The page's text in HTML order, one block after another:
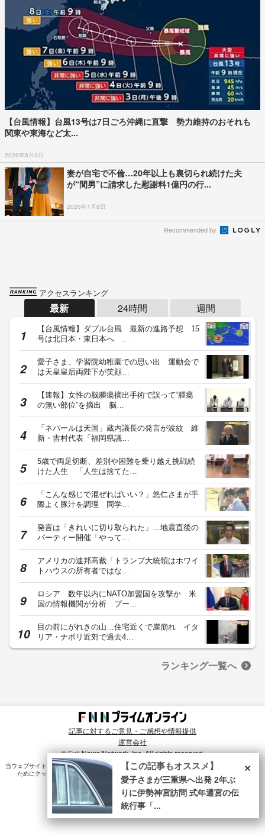
【台風情報】台風13号は7日ごろ沖縄に直撃 勢力維持のおそれも
関東や東海など太...
2026年8月3日
妻が自宅で不倫…20年以上も裏切られ続けた夫
が“間男”に請求した慰謝料1億円の行...
2026年1月8日
Recommended by
アクセスランキング
最新 24時間 週間
【台風情報】ダブル台風 最新の進路予想 15
号は北日本・東日本へ …
愛子さま、学習院幼稚園での思い出 運動会で
は天皇皇后両陛下が笑顔…
【速報】女性の脳腫瘍摘出手術で誤って“腫瘍
の無い部位”を摘出 脳…
「ネパールは天国」蔵内議長の発言が波紋 維
新・吉村代表「福岡県議…
5歳で両足切断、差別や困難を乗り越え挑戦続
けた人生 「人生は捨てた…
「こんな感じで混ぜればいい？」悠仁さまが手
際よく豚汁を調理 同学…
発言は「きれいに切り取られた」…地震直後の
パーティー開催「やって…
アメリカの連邦高裁「トランプ大統領はホワイ
トハウスの所有者ではな…
ロシア 数年以内にNATO加盟国を攻撃か 米
国の情報機関が分析 プー…
目の前にがれきの山…住宅近くで崖崩れ イタ
リア・ナポリ近郊で過去4…
ランキング一覧へ
記事に対するご意見・ご感想や情報提供
運営会社
© Fuji News Network, Inc. All rights reserved.
当ウェブサイトでは、ユーザのニーズ・興味・関⼼に合致したコンテンツや広告配信を提供する
ためにクッキーを使⽤しています。詳細は、
プライバシーポリシー をご確認ください。×
【この記事もオススメ】
愛子さまが三重県へ出発 2年ぶ
りに伊勢神宮訪問 式年遷宮の伝
統行事「...